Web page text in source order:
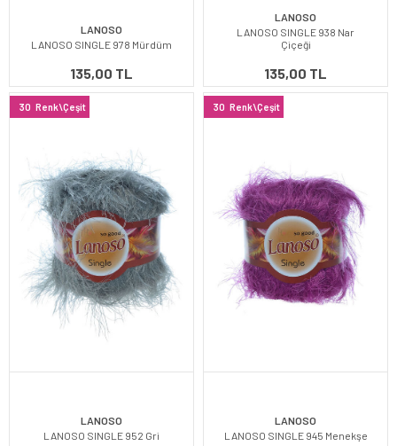
LANOSO
LANOSO SINGLE 978 Mürdüm
135,00 TL
LANOSO
LANOSO SINGLE 938 Nar
Çiçeği
135,00 TL
30 Renk\Çeşit
LANOSO
LANOSO SINGLE 952 Gri
30 Renk\Çeşit
LANOSO
LANOSO SINGLE 945 Menekşe